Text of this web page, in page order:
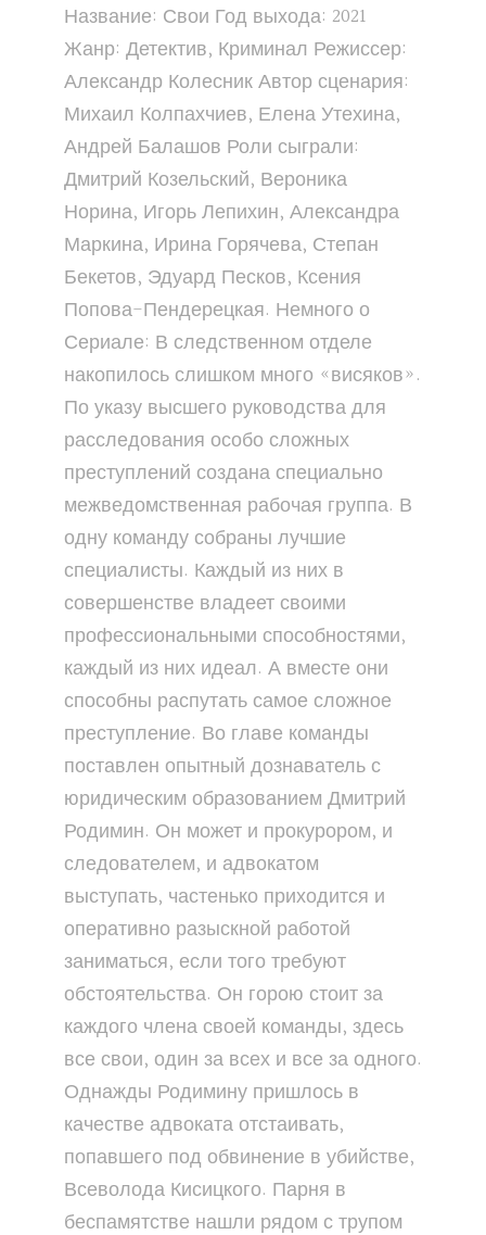
Название: Свои Год выхода: 2021
Жанр: Детектив, Криминал Режиссер:
Александр Колесник Автор сценария:
Михаил Колпахчиев, Елена Утехина,
Андрей Балашов Роли сыграли:
Дмитрий Козельский, Вероника
Норина, Игорь Лепихин, Александра
Маркина, Ирина Горячева, Степан
Бекетов, Эдуард Песков, Ксения
Попова-Пендерецкая. Немного о
Сериале: В следственном отделе
накопилось слишком много «висяков».
По указу высшего руководства для
расследования особо сложных
преступлений создана специально
межведомственная рабочая группа. В
одну команду собраны лучшие
специалисты. Каждый из них в
совершенстве владеет своими
профессиональными способностями,
каждый из них идеал. А вместе они
способны распутать самое сложное
преступление. Во главе команды
поставлен опытный дознаватель с
юридическим образованием Дмитрий
Родимин. Он может и прокурором, и
следователем, и адвокатом
выступать, частенько приходится и
оперативно разыскной работой
заниматься, если того требуют
обстоятельства. Он горою стоит за
каждого члена своей команды, здесь
все свои, один за всех и все за одного.
Однажды Родимину пришлось в
качестве адвоката отстаивать,
попавшего под обвинение в убийстве,
Всеволода Кисицкого. Парня в
беспамятстве нашли рядом с трупом